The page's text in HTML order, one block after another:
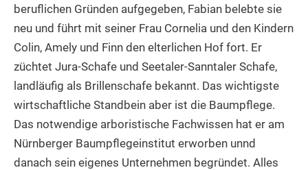
beruflichen Gründen aufgegeben, Fabian belebte sie
neu und führt mit seiner Frau Cornelia und den Kindern
Colin, Amely und Finn den elterlichen Hof fort. Er
züchtet Jura-Schafe und Seetaler-Sanntaler Schafe,
landläufig als Brillenschafe bekannt. Das wichtigste
wirtschaftliche Standbein aber ist die Baumpflege.
Das notwendige arboristische Fachwissen hat er am
Nürnberger Baumpflegeinstitut erworben unnd
danach sein eigenes Unternehmen begründet. Alles